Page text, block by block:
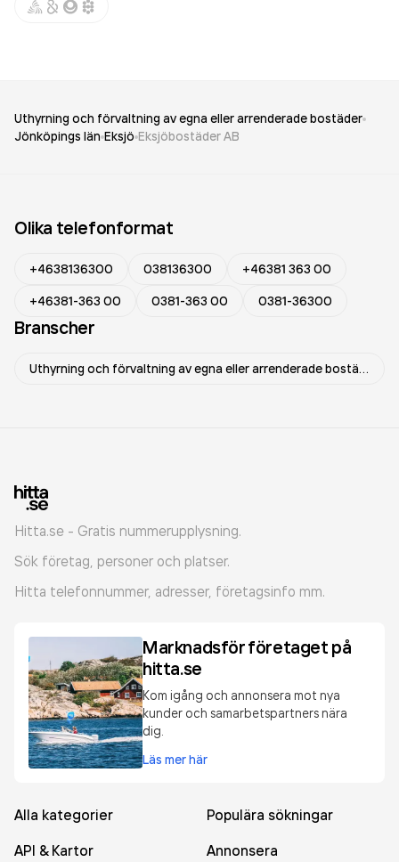
Uthyrning och förvaltning av egna eller arrenderade bostäder
Jönköpings län Eksjö Eksjöbostäder AB
Olika telefonformat
+4638136300 038136300
+46381 363 00
+46381-363 00
0381-363 00 0381-36300
Branscher
Uthyrning och förvaltning av egna eller arrenderade bostäder
Hitta.se - Gratis nummerupplysning.
Sök företag, personer och platser.
Hitta telefonnummer, adresser, företagsinfo mm.
Marknadsför företaget på
hitta.se
Kom igång och annonsera mot nya
kunder och samarbetspartners nära
dig.
Läs mer här
Alla kategorier
Populära sökningar
API & Kartor
Annonsera